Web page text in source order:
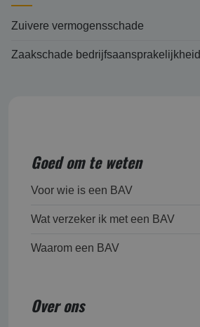
Zuivere vermogensschade
Zaakschade bedrijfsaansprakelijkheid
Goed om te weten
Voor wie is een BAV
Wat verzeker ik met een BAV
Waarom een BAV
Over ons